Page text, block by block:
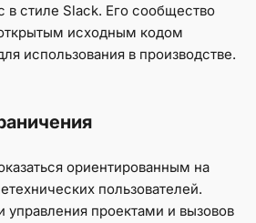
в стиле Slack. Его сообщество
исходным кодом
использования в производстве.
ориентированным на
пользователей.
управления проектами и вызовов